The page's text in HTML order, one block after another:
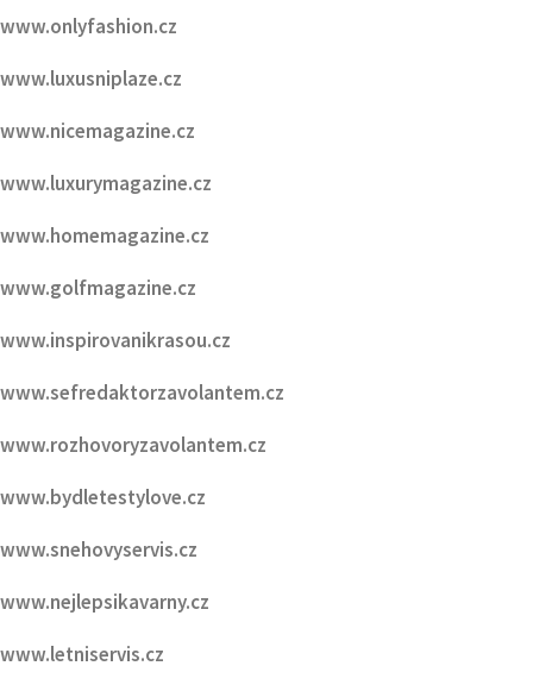
www.onlyfashion.cz
www.luxusniplaze.cz
www.nicemagazine.cz
www.luxurymagazine.cz
www.homemagazine.cz
www.golfmagazine.cz
www.inspirovanikrasou.cz
www.sefredaktorzavolantem.cz
www.rozhovoryzavolantem.cz
www.bydletestylove.cz
www.snehovyservis.cz
www.nejlepsikavarny.cz
www.letniservis.cz